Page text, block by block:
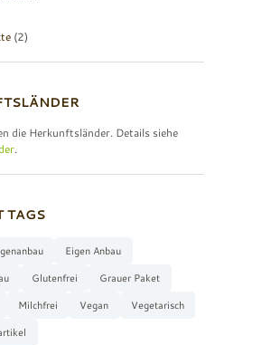
(2)
die Herkunftsländer. Details siehe
.
TAGS
Eigen Anbau
Glutenfrei
Grauer Paket
Milchfrei Vegan
Vegetarisch